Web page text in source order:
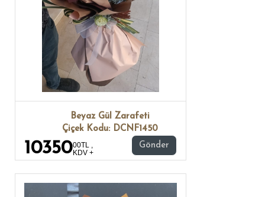
Beyaz Gül Zarafeti
Çiçek Kodu: DCNF1450
1035000TL ,
KDV +
Gönder